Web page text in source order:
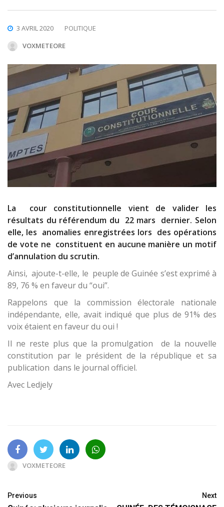
3 AVRIL 2020
POLITIQUE
VOXMETEORE
La cour constitutionnelle vient de valider les
résultats du référendum du 22 mars dernier. Selon
elle, les anomalies enregistrées lors des opérations
de vote ne constituent en aucune manière un motif
d’annulation du scrutin.
Ainsi, ajoute-t-elle, le peuple de Guinée s’est exprimé à
89, 76 % en faveur du “oui”.
Rappelons que la commission électorale nationale
indépendante, elle, avait indiqué que plus de 91% des
voix étaient en faveur du oui !
Il ne reste plus que la promulgation de la nouvelle
constitution par le président de la république et sa
publication dans le journal officiel.
Avec Ledjely
VOXMETEORE
Previous Next